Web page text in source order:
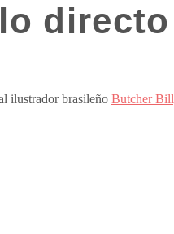
ilustrador brasileño Butcher